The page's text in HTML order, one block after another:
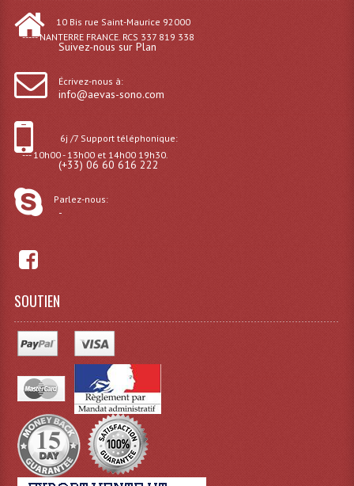
10 Bis rue Saint-Maurice 92000
----- NANTERRE FRANCE. RCS 337 819 338
Suivez-nous sur Plan
Écrivez-nous à:
info@aevas-sono.com
6j /7 Support téléphonique:
--- 10h00 - 13h00 et 14h00 19h30.
(+33) 06 60 616 222
Parlez-nous:
-
SOUTIEN